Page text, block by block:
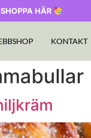
HÄR
KONTAKT